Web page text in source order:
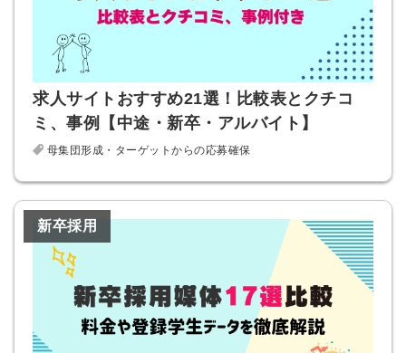
求人サイトおすすめ21選！比較表とクチコ
ミ、事例【中途・新卒・アルバイト】
母集団形成・ターゲットからの応募確保
新卒採用